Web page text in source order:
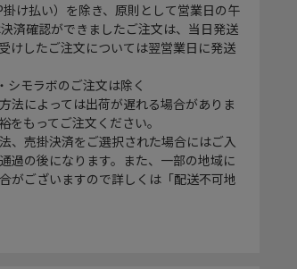
け払い）を除き、原則として営業日の午
済確認ができましたご注文は、当日発送
けしたご注文については翌営業日に発送
モラボのご注文は除く
法によっては出荷が遅れる場合がありま
をもってご注文ください。
、売掛決済をご選択された場合にはご入
過の後になります。また、一部の地域に
がございますので詳しくは「配送不可地